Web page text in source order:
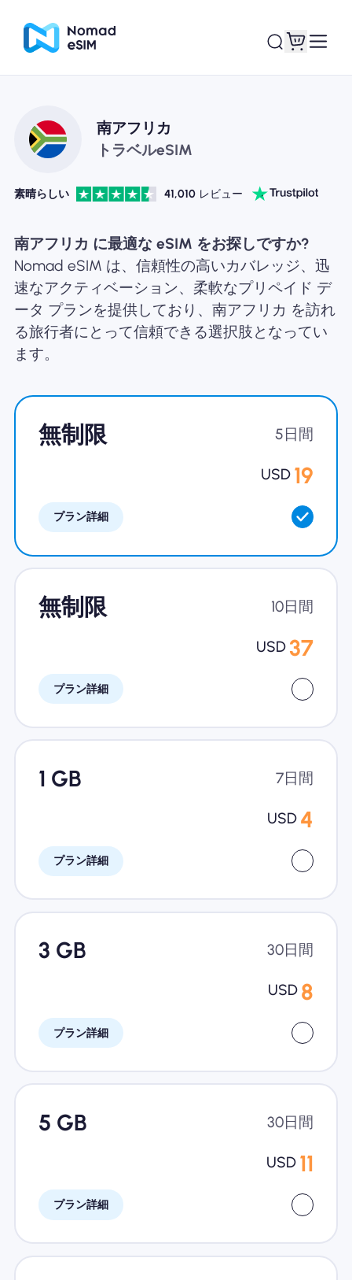
ログイン / サイン
アップ
ショッププラン
eSIMについて
企業
南アフリカ
トラベルeSIM
素晴らしい 41,010 レビュー
南アフリカ に最適な eSIM をお探しですか?
Nomad eSIM は、信頼性の高いカバレッジ、迅
速なアクティベーション、柔軟なプリペイド デ
ータ プランを提供しており、南アフリカ を訪れ
る旅行者にとって信頼できる選択肢となってい
ます。
無制限 5日間
USD 19
プラン詳細
無制限 10日間
USD 37
プラン詳細
1 GB 7日間
USD 4
プラン詳細
3 GB 30日間
USD 8
プラン詳細
5 GB 30日間
USD 11
プラン詳細